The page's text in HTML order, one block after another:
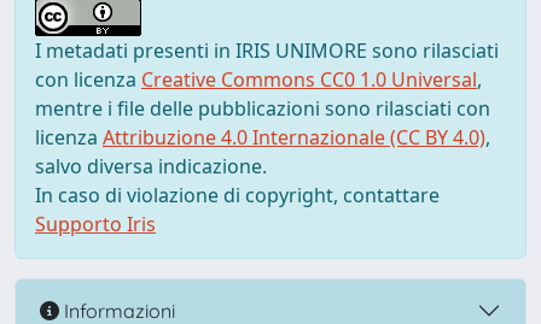
I metadati presenti in IRIS UNIMORE sono rilasciati
con licenza Creative Commons CC0 1.0 Universal,
mentre i file delle pubblicazioni sono rilasciati con
licenza Attribuzione 4.0 Internazionale (CC BY 4.0),
salvo diversa indicazione.
In caso di violazione di copyright, contattare
Supporto Iris
Informazioni